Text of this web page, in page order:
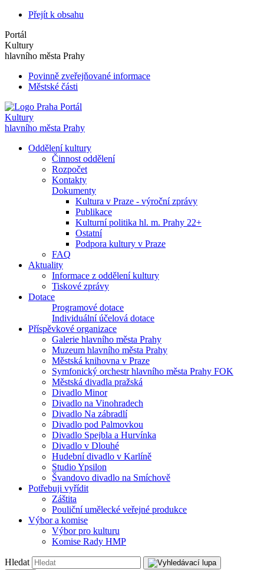
Přejít k obsahu
Portál
Kultury
hlavního města Prahy
Povinně zveřejňované informace
Městské části
Portál
Kultury
hlavního města Prahy
Oddělení kultury
Činnost oddělení
Rozpočet
Kontakty
Dokumenty
Kultura v Praze - výroční zprávy
Publikace
Kulturní politika hl. m. Prahy 22+
Ostatní
Podpora kultury v Praze
FAQ
Aktuality
Informace z oddělení kultury
Tiskové zprávy
Dotace
Programové dotace
Individuální účelová dotace
Příspěvkové organizace
Galerie hlavního města Prahy
Muzeum hlavního města Prahy
Městská knihovna v Praze
Symfonický orchestr hlavního města Prahy FOK
Městská divadla pražská
Divadlo Minor
Divadlo na Vinohradech
Divadlo Na zábradlí
Divadlo pod Palmovkou
Divadlo Spejbla a Hurvínka
Divadlo v Dlouhé
Hudební divadlo v Karlíně
Studio Ypsilon
Švandovo divadlo na Smíchově
Potřebuji vyřídit
Záštita
Pouliční umělecké veřejné produkce
Výbor a komise
Výbor pro kulturu
Komise Rady HMP
Hledat